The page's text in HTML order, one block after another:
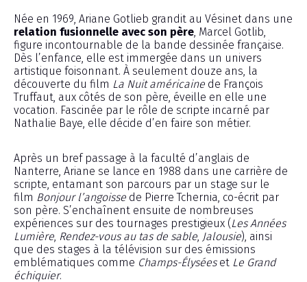
Née en 1969, Ariane Gotlieb grandit au Vésinet dans une
relation fusionnelle avec son père , Marcel Gotlib,
figure incontournable de la bande dessinée française.
Dès l’enfance, elle est immergée dans un univers
artistique foisonnant. À seulement douze ans, la
découverte du film La Nuit américaine de François
Truffaut, aux côtés de son père, éveille en elle une
vocation. Fascinée par le rôle de scripte incarné par
Nathalie Baye, elle décide d’en faire son métier.
Après un bref passage à la faculté d’anglais de
Nanterre, Ariane se lance en 1988 dans une carrière de
scripte, entamant son parcours par un stage sur le
film Bonjour l’angoisse de Pierre Tchernia, co-écrit par
son père. S’enchaînent ensuite de nombreuses
expériences sur des tournages prestigieux (Les Années
Lumière Rendez-vous au tas de sable Jalousie), ainsi
que des stages à la télévision sur des émissions
emblématiques comme Champs-Élyséeset Le Grand
échiquier.